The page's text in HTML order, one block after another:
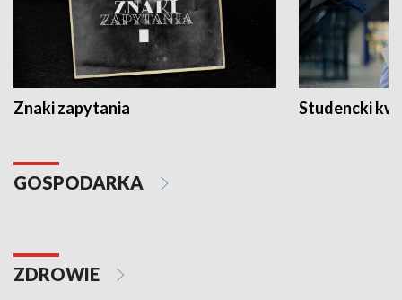
Znaki zapytania Studencki
GOSPODARKA
ZDROWIE